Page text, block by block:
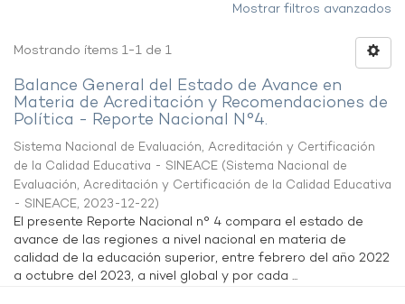
Mostrar filtros avanzados
Mostrando ítems 1-1 de 1
Balance General del Estado de Avance en
Materia de Acreditación y Recomendaciones de
Política - Reporte Nacional N°4.
Sistema Nacional de Evaluación, Acreditación y Certificación
de la Calidad Educativa - SINEACE (Sistema Nacional de
Evaluación, Acreditación y Certificación de la Calidad Educativa
- SINEACE, 2023-12-22)
El presente Reporte Nacional n° 4 compara el estado de
avance de las regiones a nivel nacional en materia de
calidad de la educación superior, entre febrero del año 2022
a octubre del 2023, a nivel global y por cada ...